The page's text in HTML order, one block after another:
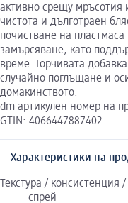
активно срещу мръсотия
чистота и дълготраен
почистване на
замърсяване, като
време. Горчивата
случайно поглъщане и
домакинството.
dm артикулен номер на
GTIN: 4066447887402
Характеристики на
Текстура / консистенция
спрей